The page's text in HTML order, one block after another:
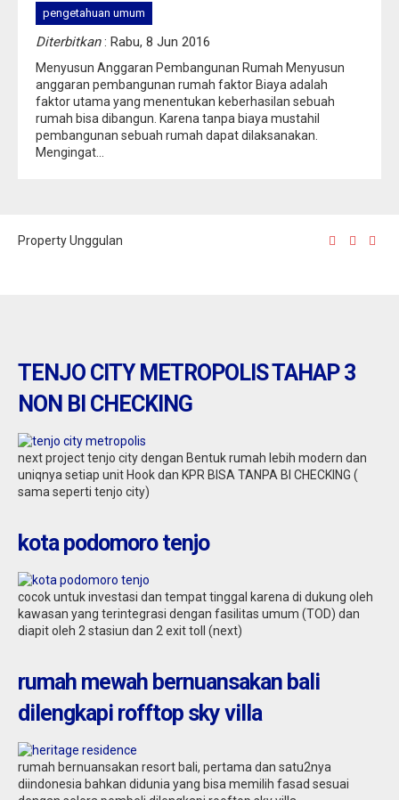
pengetahuan umum
Diterbitkan: Rabu, 8 Jun 2016
Menyusun Anggaran Pembangunan Rumah Menyusun
anggaran pembangunan rumah faktor Biaya adalah
faktor utama yang menentukan keberhasilan sebuah
rumah bisa dibangun. Karena tanpa biaya mustahil
pembangunan sebuah rumah dapat dilaksanakan.
Mengingat...
Property Unggulan
TENJO CITY METROPOLIS TAHAP 3
NON BI CHECKING
next project tenjo city dengan Bentuk rumah lebih modern dan
uniqnya setiap unit Hook dan KPR BISA TANPA BI CHECKING (
sama seperti tenjo city)
kota podomoro tenjo
cocok untuk investasi dan tempat tinggal karena di dukung oleh
kawasan yang terintegrasi dengan fasilitas umum (TOD) dan
diapit oleh 2 stasiun dan 2 exit toll (next)
rumah mewah bernuansakan bali
dilengkapi rofftop sky villa
rumah bernuansakan resort bali, pertama dan satu2nya
diindonesia bahkan didunia yang bisa memilih fasad sesuai